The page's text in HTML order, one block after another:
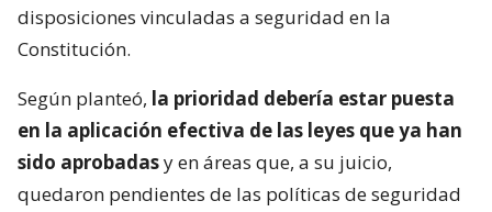
disposiciones vinculadas a seguridad en la
Constitución.
Según planteó, la prioridad debería estar puesta
en la aplicación efectiva de las leyes que ya han
sido aprobadasy en áreas que, a su juicio,
quedaron pendientes de las políticas de seguridad